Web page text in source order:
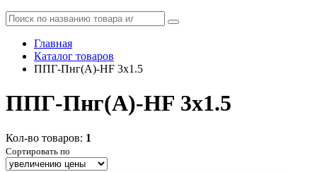
Главная
Каталог товаров
ППГ-Пнг(А)-HF 3x1.5
ППГ-Пнг(А)-HF 3x1.5
Кол-во товаров: 1
Сортировать по